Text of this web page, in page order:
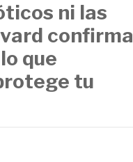
ni las
confirma
que
tu